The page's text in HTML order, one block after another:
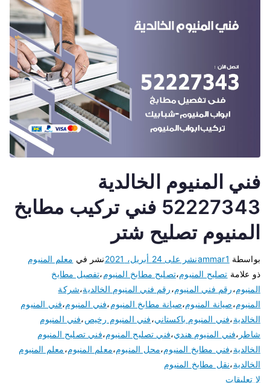
فني المنيوم الخالدية
52227343 فني تركيب مطابخ
المنيوم تصليح شتر
بواسطة ammar1نشر على 24 أبريل، 2021 نشر في معلم المنيوم
ذو علامة تصليح المنيوم،تصليح مطابخ المنيوم،تفصيل مطابخ
المنيوم،رقم فني المنيوم،رقم فني المنيوم الخالدية،شركة
المنيوم،صيانة المنيوم،صيانة مطابخ المنيوم،فني المنيوم،فني المنيوم
الخالدية،فني المنيوم باكستاني،فني المنيوم رخيص،فني المنيوم
شاطر ،فني المنيوم هندي،فني تصليح المنيوم،فني تصليح المنيوم
الخالدية،فني مطابخ المنيوم،محل المنيوم،معلم المنيوم،معلم المنيوم
الخالدية،نقل مطابخ المنيوم
لا تعليقات